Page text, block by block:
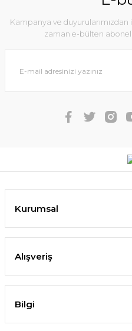
Kampanya ve
zaman e-bülten
Kurumsal
Alışveriş
Bilgi